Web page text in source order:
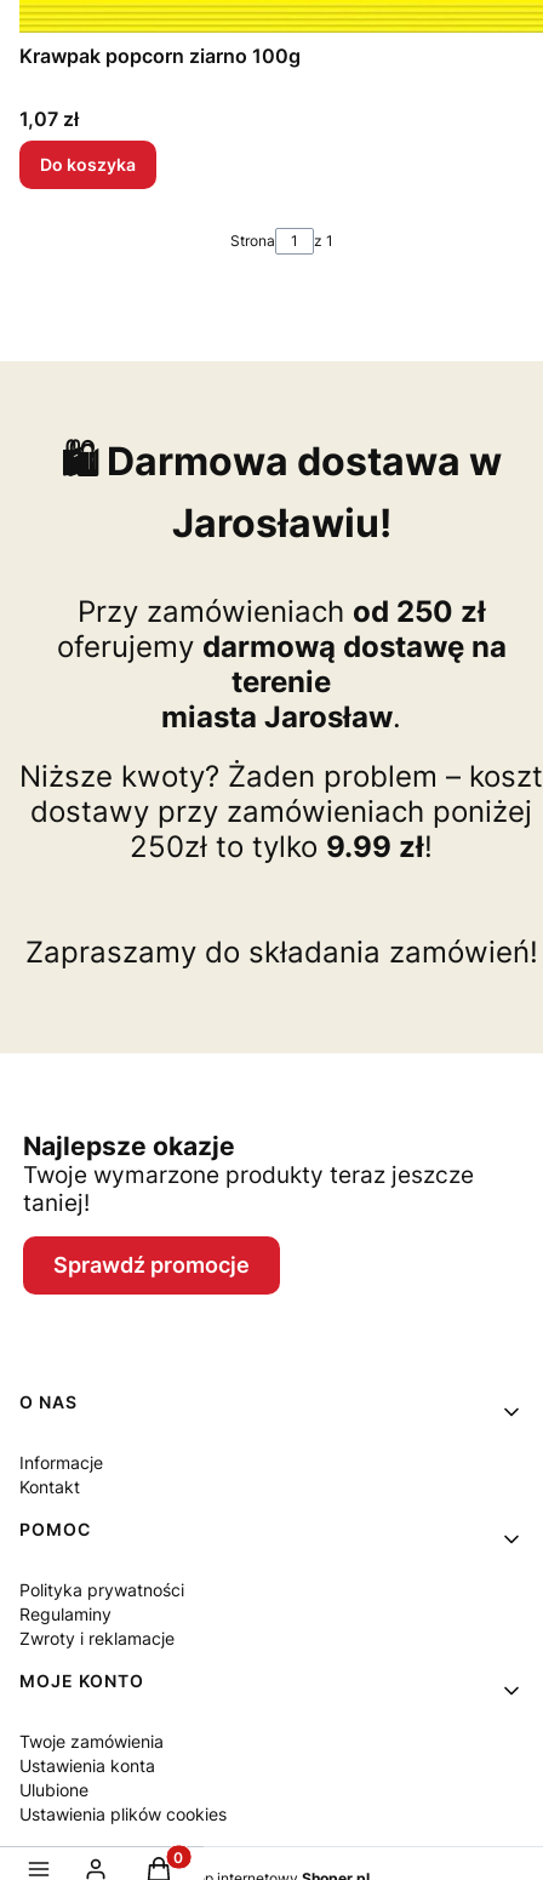
Krawpak popcorn ziarno 100g
Cena
1,07 zł
Do koszyka
Strona z 1
🛍️ Darmowa dostawa w
Jarosławiu!
Przy zamówieniach od 250 zł
oferujemy darmową dostawę na
terenie
miasta Jarosław.
Niższe kwoty? Żaden problem – koszt
dostawy przy zamówieniach poniżej
250zł to tylko 9.99 zł!
Zapraszamy do składania zamówień!
Najlepsze okazje
Twoje wymarzone produkty teraz jeszcze
taniej!
Sprawdź promocje
Linki w stopce
O NAS
Informacje
Kontakt
POMOC
Polityka prywatności
Regulaminy
Zwroty i reklamacje
MOJE KONTO
Twoje zamówienia
Ustawienia konta
Ulubione
Ustawienia plików cookies
Produkty w koszyku: 0. Zobacz szczegóły